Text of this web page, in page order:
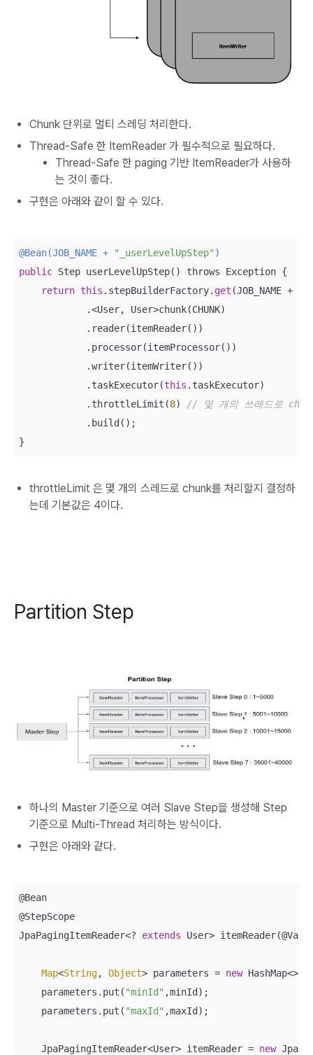
Chunk 단위로 멀티 스레딩 처리한다.
Thread-Safe 한 ItemReader 가 필수적으로 필요하다.
Thread-Safe 한 paging 기반 ItemReader가 사용하
는 것이 좋다.
구현은 아래와 같이 할 수 있다.
@Bean(JOB_NAME + "_userLevelUpStep" )
public Step userLevelUpStep() throws Exception {
return this .stepBuilderFactory. get (JOB_NAME +
            .<User, User>chunk(CHUNK)
            .reader(itemReader())
            .processor(itemProcessor())
            .writer(itemWriter())
            .taskExecutor(
this .taskExecutor)
            .throttleLimit(
8)
// 몇 개의 쓰레드로
            .build();
}
throttleLimit 은 몇 개의 스레드로 chunk를 처리할지 결정하
는데 기본값은 4이다.
Partition Step
하나의 Master 기준으로 여러 Slave Step을 생성해 Step
기준으로 Multi-Thread 처리하는 방식이다.
구현은 아래와 같다.
@Bean
@StepScope
JpaPagingItemReader<? extends User>
Map<String, Object> parameters = new
    parameters.put(
"minId" ,minId);
    parameters.put(
"maxId" ,maxId);
    JpaPagingItemReader<User> itemReader =
new